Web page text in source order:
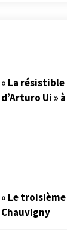
« La
d’Arturo Ui »
« Le troisième
Chauvigny